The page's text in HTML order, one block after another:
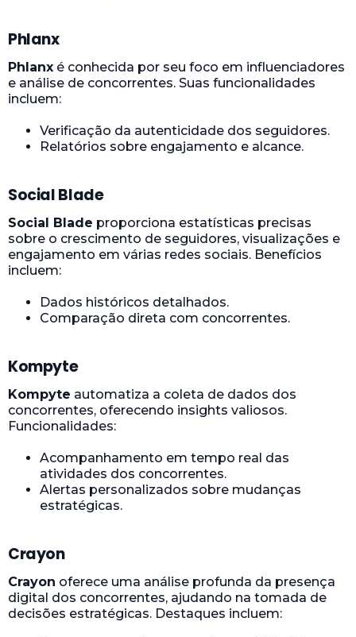
Phlanx
Phlanx é conhecida por seu foco em influenciadores
e análise de concorrentes. Suas funcionalidades
incluem:
Verificação da autenticidade dos seguidores.
Relatórios sobre engajamento e alcance.
Social Blade
Social Blade proporciona estatísticas precisas
sobre o crescimento de seguidores, visualizações e
engajamento em várias redes sociais. Benefícios
incluem:
Dados históricos detalhados.
Comparação direta com concorrentes.
Kompyte
Kompyte automatiza a coleta de dados dos
concorrentes, oferecendo insights valiosos.
Funcionalidades:
Acompanhamento em tempo real das
atividades dos concorrentes.
Alertas personalizados sobre mudanças
estratégicas.
Crayon
Crayon oferece uma análise profunda da presença
digital dos concorrentes, ajudando na tomada de
decisões estratégicas. Destaques incluem: